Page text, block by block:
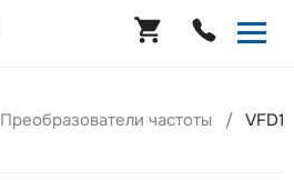
Преобразователи частоты